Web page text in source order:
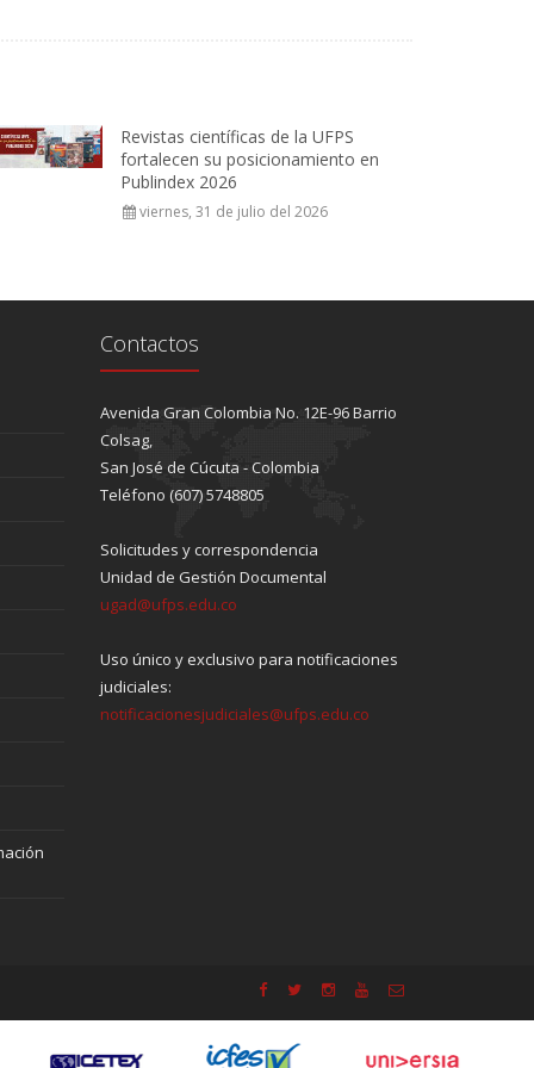
Revistas científicas de la UFPS
fortalecen su posicionamiento en
Publindex 2026
viernes, 31 de julio del 2026
Contactos
Avenida Gran Colombia No. 12E-96 Barrio
Colsag,
San José de Cúcuta - Colombia
Teléfono (607) 5748805
Solicitudes y correspondencia
Unidad de Gestión Documental
ugad@ufps.edu.co
Uso único y exclusivo para notificaciones
judiciales:
notificacionesjudiciales@ufps.edu.co